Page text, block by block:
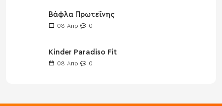
Βάφλα Πρωτεΐνης
08 Απρ 0
Kinder Paradiso Fit
08 Απρ 0